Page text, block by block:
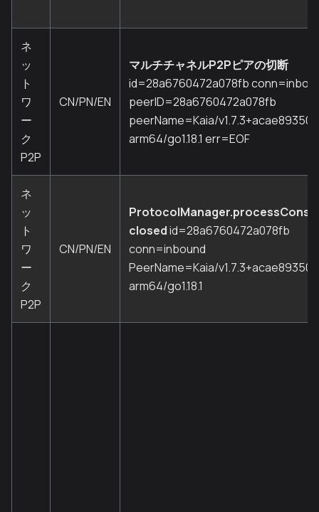
ネ
ッ
ト
ワ
ー
ク
P2P
CN/PN/EN
マルチチャネルP2Pピアの切断
id=28a6760472a078fb
peerID=28a6760472a078fb
peerName=Kaia/
arm64/go1.18.1 err=EOF
ネ
ッ
ト
ワ
ー
ク
P2P
CN/PN/EN
closedid=28a6760472a078fb
conn=inbound
PeerName=Kaia/
arm64/go1.18.1